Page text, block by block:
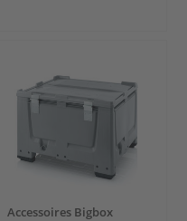
Accessoires Bigbox